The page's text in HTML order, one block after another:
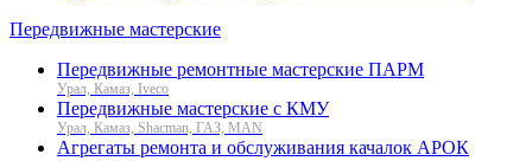
Передвижные мастерские
Передвижные ремонтные мастерские ПАРМ
Урал, Камаз, Iveco
Передвижные мастерские с КМУ
Урал, Камаз, Shacman, ГАЗ, MAN
Агрегаты ремонта и обслуживания качалок АРОК